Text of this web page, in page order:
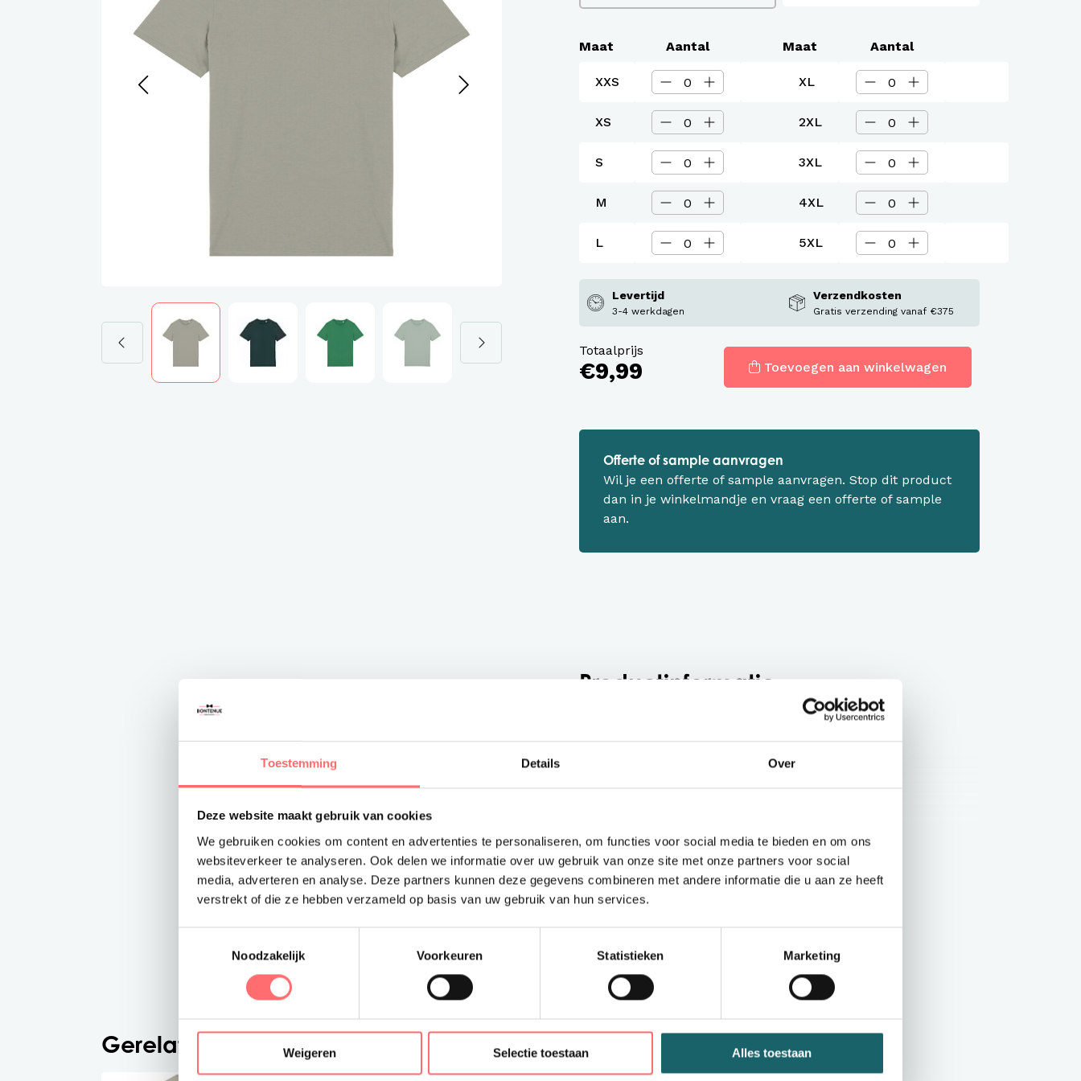
Toestemming Details Over
Deze website maakt gebruik van cookies
We gebruiken cookies om content en advertenties te personaliseren, om functies voor social media te bieden en om ons
websiteverkeer te analyseren. Ook delen we informatie over uw gebruik van onze site met onze partners voor social
media, adverteren en analyse. Deze partners kunnen deze gegevens combineren met andere informatie die u aan ze heeft
verstrekt of die ze hebben verzameld op basis van uw gebruik van hun services.
Noodzakelijk
Voorkeuren Statistieken Marketing
Weigeren Selectie toestaan Alles toestaan
Werkbroeken en overalls Workwear
Maat Aantal
XXS
XS
S
M
L
Maat Aantal
XL
2XL
3XL
4XL
5XL
Levertijd
3-4 werkdagen
Verzendkosten
Gratis verzending vanaf €375
Totaalprijs
€9,99 Toevoegen aan winkelwagen
Offerte of sample aanvragen
Wil je een offerte of sample aanvragen. Stop dit product
dan in je winkelmandje en vraag een offerte of sample
aan.
Productinformatie
T-shirt Unisex Groentinten
Ecologische uniseks T-shirt
Ons legendarische ecologische T-shirt
Ruime keuze aan kleuren.
Perfect glad oppervlak voor een optimale personalisatie.
NS300
Ecologische uniseks T-shirt
Ons legendarische ecologische T-shirt
Perfect glad oppervlak voor een optimale personalisatie.
Toon meer
Gerelateerde producten